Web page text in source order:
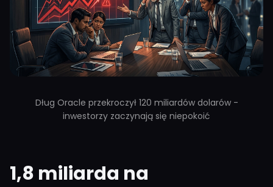
Dług Oracle przekroczył 120 miliardów dolarów -
inwestorzy zaczynają się niepokoić
1,8 miliarda na